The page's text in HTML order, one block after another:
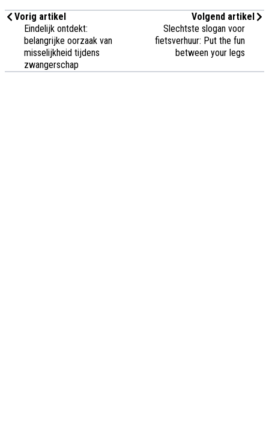
Vorig artikel
Eindelijk ontdekt:
belangrijke oorzaak van
misselijkheid tijdens
zwangerschap
Volgend artikel
Slechtste slogan voor
fietsverhuur: Put the fun
between your legs